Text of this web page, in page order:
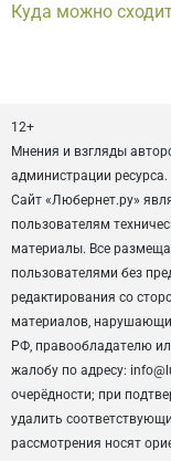
Куда можно
12+
Мнения и взгляды
администрации ресурса.
Сайт «Любернет.ру»
пользователям
материалы. Все
пользователями без
редактирования со
материалов,
РФ, правообладателю
жалобу по адресу:
очерёдности; при
удалить
рассмотрения носят